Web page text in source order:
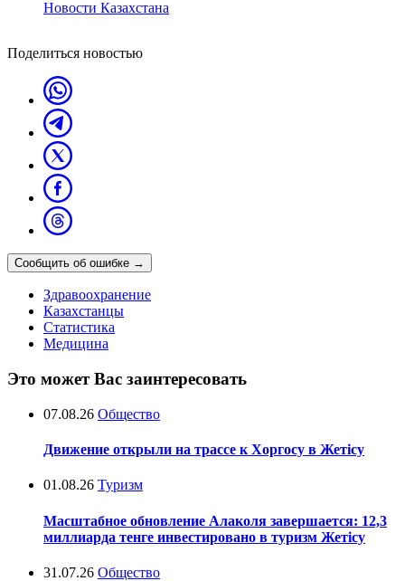
Новости Казахстана
Поделиться новостью
Сообщить об ошибке →
Здравоохранение
Казахстанцы
Статистика
Медицина
Это может Вас заинтересовать
07.08.26 Общество
Движение открыли на трассе к Хоргосу в Жетісу
01.08.26 Туризм
Масштабное обновление Алаколя завершается: 12,3
миллиарда тенге инвестировано в туризм Жетісу
31.07.26 Общество